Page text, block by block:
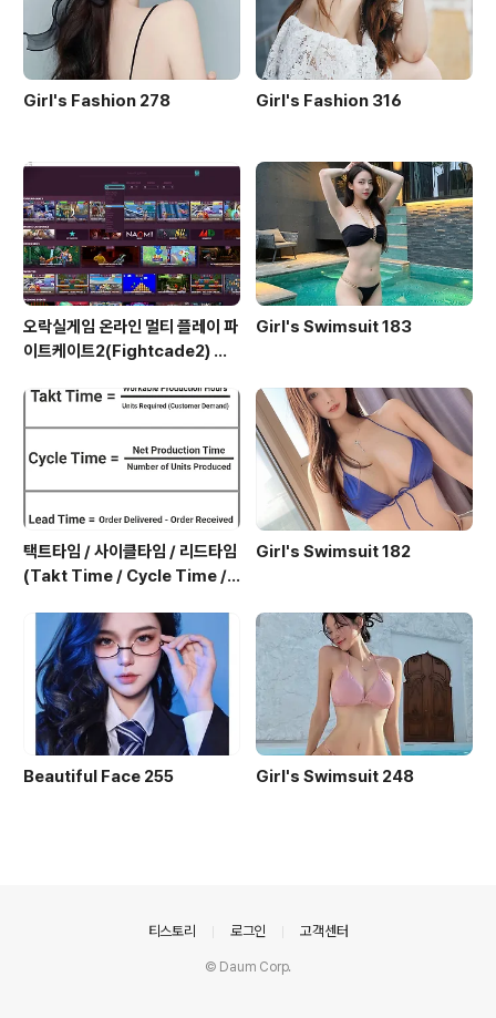
Girl's Fashion 278 Girl's Fashion 316
오락실게임 온라인 멀티 플레이 파
이트케이트2(Fightcade2) 설
Girl's Swimsuit 183
택트타임 / 사이클타임 / 리드타임
(Takt Time / Cycle Time / L
Girl's Swimsuit 182
Beautiful Face 255 Girl's Swimsuit 248
티스토리 로그인 고객센터
© Daum Corp.